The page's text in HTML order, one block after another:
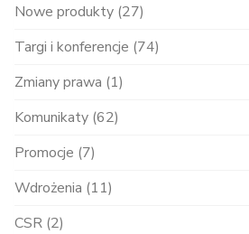
Nowe produkty (27)
Targi i konferencje (74)
Zmiany prawa (1)
Komunikaty (62)
Promocje (7)
Wdrożenia (11)
CSR (2)